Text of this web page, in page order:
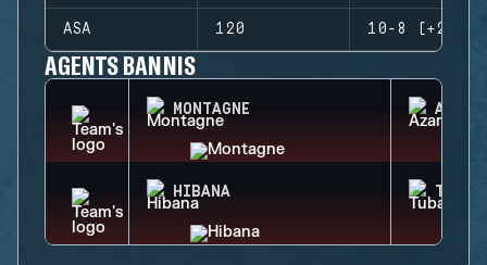
ASA 120 10-8 (+2)
AGENTS BANNIS
MONTAGNE AZAMI
HIBANA